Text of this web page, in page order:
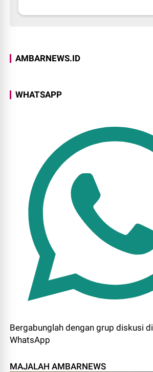
AMBARNEWS.ID
WHATSAPP
Bergabunglah dengan grup diskusi di
WhatsApp
MAJALAH AMBARNEWS